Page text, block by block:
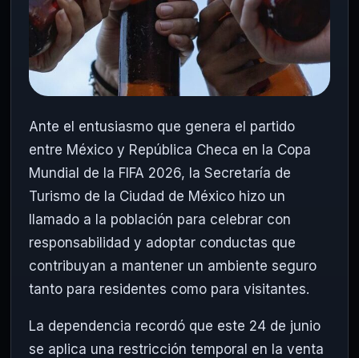
Ante el entusiasmo que genera el partido
entre México y República Checa en la Copa
Mundial de la FIFA 2026, la Secretaría de
Turismo de la Ciudad de México hizo un
llamado a la población para celebrar con
responsabilidad y adoptar conductas que
contribuyan a mantener un ambiente seguro
tanto para residentes como para visitantes.
La dependencia recordó que este 24 de junio
se aplica una restricción temporal en la venta